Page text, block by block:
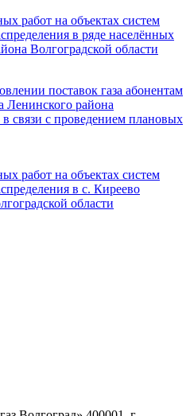
работ на объектах систем
в ряде населённых
Волгоградской области
поставок газа абонентам
Ленинского района
связи с проведением плановых
работ на объектах систем
в с. Киреево
области